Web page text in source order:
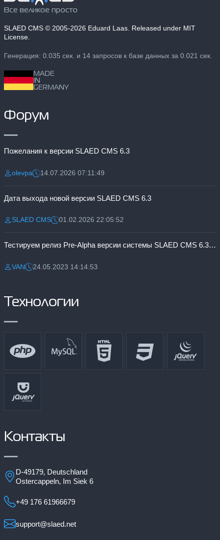
Все великое просто
SLAED CMS © 2005-2026 Eduard Laas. Released under MIT
License.
Генерация: 0.035 сек. и 14 запросов к базе данных за 0.021 сек.
MADE
IN
GERMANY
Форум
Пожелания к версии SLAED CMS 6.3
Разместил:
olevpaДата:14.07.2026 07:11:49
Дата выхода новой версии SLAED CMS 6.3
Разместил:
SLAED CMSДата:01.02.2026 22:05:52
Тестируем релиз Pre-Alpha версии системы SLAED CMS 6.3 Pro
Разместил:
VANДата:24.05.2023 14:14:53
Технологии
Контакты
D-49179, Deutschland
Ostercappeln, Im Siek 6
+49 176 61966679
support@slaed.net